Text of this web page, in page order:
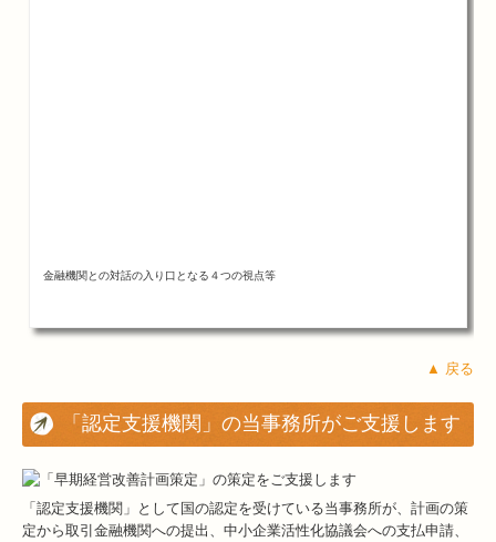
金融機関との対話の入り口となる４つの視点等
▲ 戻る
「認定支援機関」の当事務所がご支援します
「認定支援機関」として国の認定を受けている当事務所が、計画の策
定から取引金融機関への提出、中小企業活性化協議会への支払申請、